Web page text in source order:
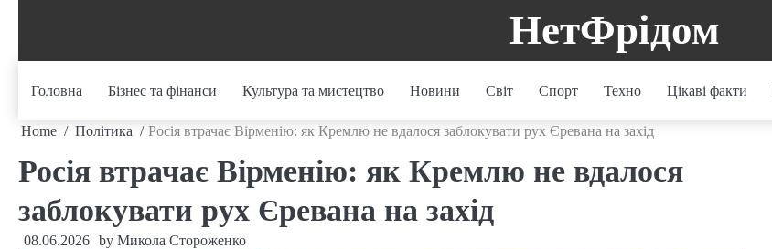
НетФрідом
Головна Бізнес та фінанси Культура та мистецтво Новини Світ Спорт Техно Цікаві факти
Home Політика Росія втрачає Вірменію: як Кремлю не вдалося заблокувати рух Єревана на захід
Росія втрачає Вірменію: як Кремлю не вдалося
заблокувати рух Єревана на захід
08.06.2026 by Микола Стороженко